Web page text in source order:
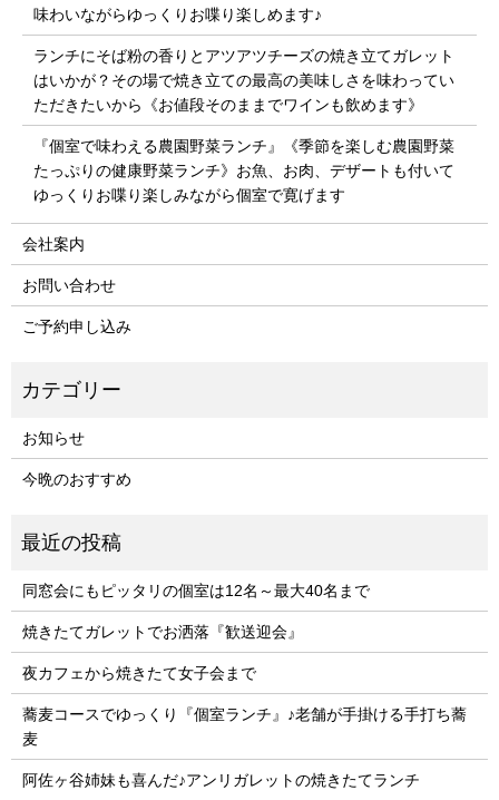
味わいながらゆっくりお喋り楽しめます♪
ランチにそば粉の香りとアツアツチーズの焼き立てガレット
はいかが？その場で焼き立ての最高の美味しさを味わってい
ただきたいから《お値段そのままでワインも飲めます》
『個室で味わえる農園野菜ランチ』《季節を楽しむ農園野菜
たっぷりの健康野菜ランチ》お魚、お肉、デザートも付いて
ゆっくりお喋り楽しみながら個室で寛げます
会社案内
お問い合わせ
ご予約申し込み
お知らせ
今晩のおすすめ
同窓会にもピッタリの個室は12名～最大40名まで
焼きたてガレットでお洒落『歓送迎会』
夜カフェから焼きたて女子会まで
蕎麦コースでゆっくり『個室ランチ』♪老舗が手掛ける手打ち蕎
麦
阿佐ヶ谷姉妹も喜んだ♪アンリガレットの焼きたてランチ